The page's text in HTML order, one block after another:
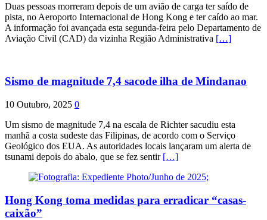
Duas pessoas morreram depois de um avião de carga ter saído de
pista, no Aeroporto Internacional de Hong Kong e ter caído ao mar.
A informação foi avançada esta segunda-feira pelo Departamento de
Aviação Civil (CAD) da vizinha Região Administrativa […]
Sismo de magnitude 7,4 sacode ilha de Mindanao
10 Outubro, 2025 0
Um sismo de magnitude 7,4 na escala de Richter sacudiu esta
manhã a costa sudeste das Filipinas, de acordo com o Serviço
Geológico dos EUA. As autoridades locais lançaram um alerta de
tsunami depois do abalo, que se fez sentir […]
Hong Kong toma medidas para erradicar “casas-
caixão”